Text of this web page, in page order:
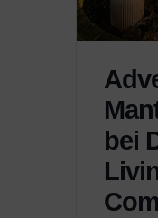
bei